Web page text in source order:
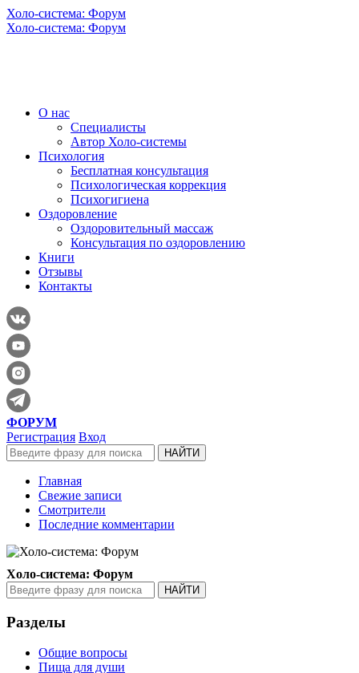
Холо-система: Форум
Холо-система: Форум
О нас
Специалисты
Автор Холо-системы
Психология
Бесплатная консультация
Психологическая коррекция
Психогигиена
Оздоровление
Оздоровительный массаж
Консультация по оздоровлению
Книги
Отзывы
Контакты
ФОРУМ
Регистрация Вход
Главная
Свежие записи
Смотрители
Последние комментарии
Холо-система: Форум
Разделы
Общие вопросы
Пища для души